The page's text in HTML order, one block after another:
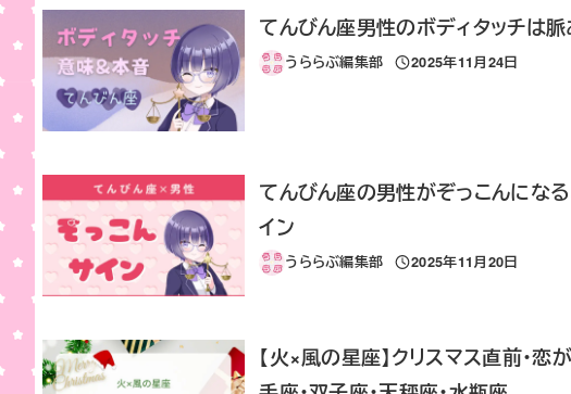
てんびん座男性のボディタッチは
うららぶ編集部
投稿日
2025年11月24日
てんびん座の男性がぞっこんにな
イン
うららぶ編集部
投稿日
2025年11月20日
【火×風の星座】クリスマス直前・恋